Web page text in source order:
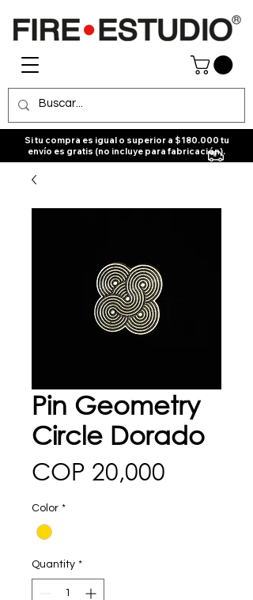
Si tu compra es igual o superior a $180.000 tu
envío es gratis (no incluye para fabricación).
Pin Geometry
Circle Dorado
COP 20,000
Color *
Quantity *